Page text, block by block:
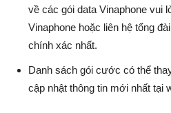
về các gói data Vinaphone vui
Vinaphone hoặc liên hệ tổng
chính xác nhất.
Danh sách gói cước có thể
cập nhật thông tin mới nhất tại